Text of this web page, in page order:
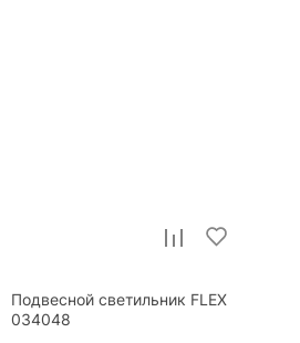
Подвесной светильник FLEX
034048